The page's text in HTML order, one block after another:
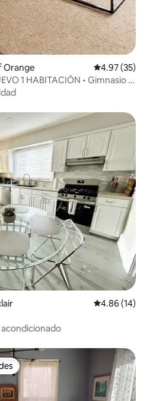
Orange Calificación
4.97 (35)
1 HABITACIÓN • Gimnasio •
York a 1 cuadra
Calificación
4.86 (14)
entre huéspedes